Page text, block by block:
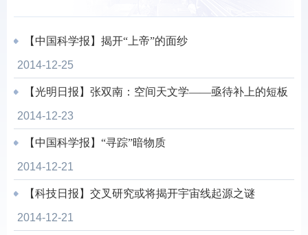
【中国科学报】揭开“上帝”的面纱
2014-12-25
【光明日报】张双南：空间天文学——亟待补上的短板
2014-12-23
【中国科学报】“寻踪”暗物质
2014-12-21
【科技日报】交叉研究或将揭开宇宙线起源之谜
2014-12-21